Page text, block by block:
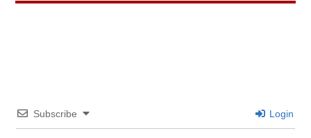
Subscribe Login